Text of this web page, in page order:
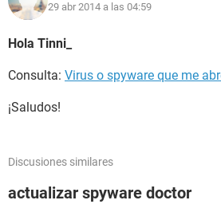
29 abr 2014 a las 04:59
Hola Tinni_
Consulta: Virus o spyware que me
¡Saludos!
Discusiones similares
actualizar spyware doctor